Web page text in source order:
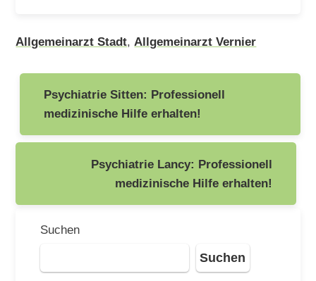
Allgemeinarzt Stadt, Allgemeinarzt Vernier
Beitragsnavigation
Psychiatrie Sitten: Professionell
medizinische Hilfe erhalten!
Psychiatrie Lancy: Professionell
medizinische Hilfe erhalten!
Suchen
Suchen